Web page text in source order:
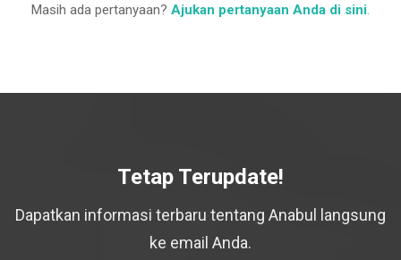
Masih ada pertanyaan? Ajukan pertanyaan Anda di sini.
Tetap Terupdate!
Dapatkan informasi terbaru tentang Anabul langsung
ke email Anda.